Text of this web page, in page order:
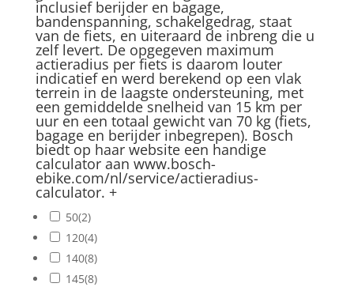
inclusief berijder en bagage,
bandenspanning, schakelgedrag, staat
van de fiets, en uiteraard de inbreng die u
zelf levert. De opgegeven maximum
actieradius per fiets is daarom louter
indicatief en werd berekend op een vlak
terrein in de laagste ondersteuning, met
een gemiddelde snelheid van 15 km per
uur en een totaal gewicht van 70 kg (fiets,
bagage en berijder inbegrepen). Bosch
biedt op haar website een handige
calculator aan www.bosch-
ebike.com/nl/service/actieradius-
calculator. +
50(2)
120(4)
140(8)
145(8)